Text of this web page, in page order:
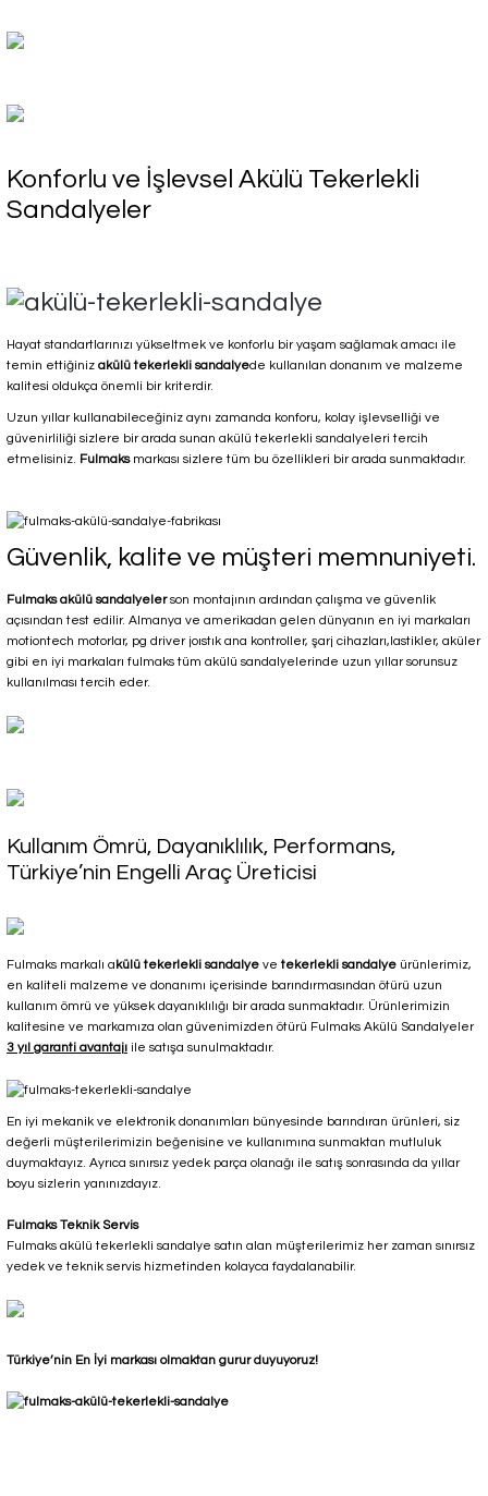
Konforlu ve İşlevsel Akülü Tekerlekli
Sandalyeler
Hayat standartlarınızı yükseltmek ve konforlu bir yaşam sağlamak amacı ile
temin ettiğiniz akülü tekerlekli sandalyede kullanılan donanım ve malzeme
kalitesi oldukça önemli bir kriterdir.
Uzun yıllar kullanabileceğiniz aynı zamanda konforu, kolay işlevselliği ve
güvenirliliği sizlere bir arada sunan akülü tekerlekli sandalyeleri tercih
etmelisiniz. Fulmaksmarkası sizlere tüm bu özellikleri bir arada sunmaktadır.
Güvenlik, kalite ve müşteri memnuniyeti.
Fulmaks akülü sandalyelerson montajının ardından çalışma ve güvenlik
açısından test edilir. Almanya ve amerikadan gelen dünyanın en iyi markaları
motiontech motorlar, pg driver joıstık ana kontroller, şarj cihazları,lastikler, aküler
gibi en iyi markaları fulmaks tüm akülü sandalyelerinde uzun yıllar sorunsuz
kullanılması tercih eder.
Kullanım Ömrü, Dayanıklılık, Performans,
Türkiye’nin Engelli Araç Üreticisi
Fulmaks markalı akülü tekerlekli sandalye vetekerlekli sandalye ürünlerimiz,
en kaliteli malzeme ve donanımı içerisinde barındırmasından ötürü uzun
kullanım ömrü ve yüksek dayanıklılığı bir arada sunmaktadır. Ürünlerimizin
kalitesine ve markamıza olan güvenimizden ötürü Fulmaks Akülü Sandalyeler
3 yıl garanti avantajı ile satışa sunulmaktadır.
En iyi mekanik ve elektronik donanımları bünyesinde barındıran ürünleri, siz
değerli müşterilerimizin beğenisine ve kullanımına sunmaktan mutluluk
duymaktayız. Ayrıca sınırsız yedek parça olanağı ile satış sonrasında da yıllar
boyu sizlerin yanınızdayız.
Fulmaks Teknik Servis
Fulmaks akülü tekerlekli sandalye satın alan müşterilerimiz her zaman sınırsız
yedek ve teknik servis hizmetinden kolayca faydalanabilir.
Türkiye’nin En İyi markası olmaktan gurur duyuyoruz!